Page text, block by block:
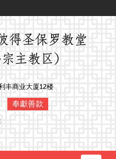
丰商业大厦12楼
奉獻善款